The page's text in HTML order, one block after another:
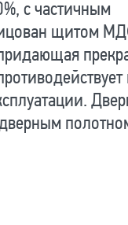
с частичным
щитом